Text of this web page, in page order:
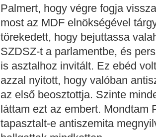
Palmert, hogy végre fogja
most az MDF elnökségével
törekedett, hogy bejuttassa
SZDSZ-t a parlamentbe, és
is asztalhoz invitált. Ez ebéd
azzal nyitott, hogy valóban
az első beosztottja. Szinte
láttam ezt az embert. Mondtam
tapasztalt-e antiszemita